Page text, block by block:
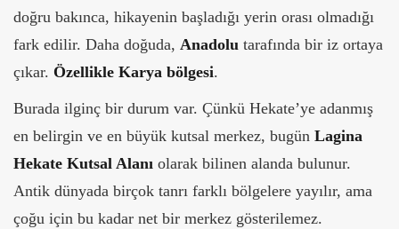
doğru bakınca, hikayenin başladığı yerin orası olmadığı
fark edilir. Daha doğuda, Anadolu tarafında bir iz ortaya
çıkar. Özellikle Karya bölgesi.
Burada ilginç bir durum var. Çünkü Hekate’ye adanmış
en belirgin ve en büyük kutsal merkez, bugün Lagina
Hekate Kutsal Alanı olarak bilinen alanda bulunur.
Antik dünyada birçok tanrı farklı bölgelere yayılır, ama
çoğu için bu kadar net bir merkez gösterilemez.